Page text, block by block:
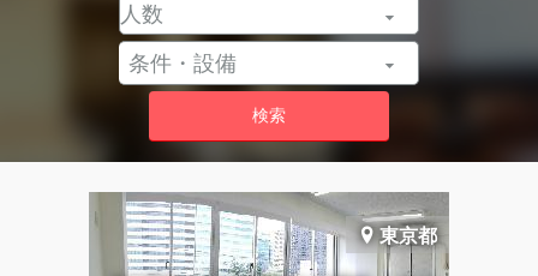
条件・設備
東京都